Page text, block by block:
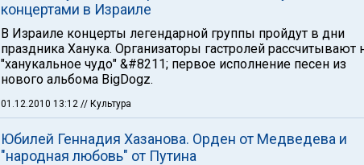
концертами в Израиле
В Израиле концерты легендарной группы пройдут в дни
праздника Ханука. Организаторы гастролей рассчитывают
"ханукальное чудо" &#8211; первое исполнение песен из
нового альбома BigDogz.
01.12.2010 13:12 // Культура
Юбилей Геннадия Хазанова. Орден от Медведева и
"народная любовь" от Путина